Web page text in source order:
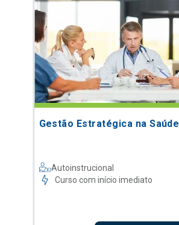
Gestão Estratégica na Saúde
Autoinstrucional
Curso com início imediato